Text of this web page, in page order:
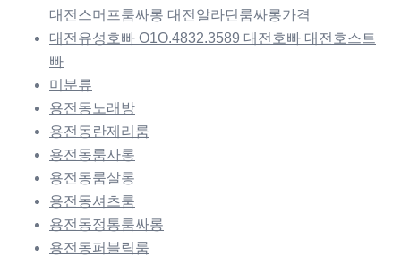
대전스머프룸싸롱 대전알라딘룸싸롱가격
대전유성호빠 O1O.4832.3589 대전호빠 대전호스트
빠
미분류
용전동노래방
용전동란제리룸
용전동룸사롱
용전동룸살롱
용전동셔츠룸
용전동정통룸싸롱
용전동퍼블릭룸